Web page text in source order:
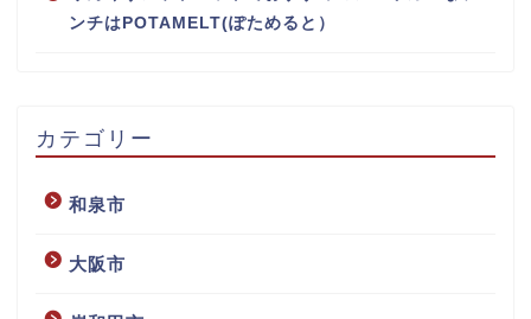
ンチはPOTAMELT(ぽためると）
カテゴリー
和泉市
大阪市